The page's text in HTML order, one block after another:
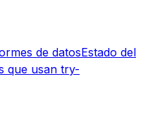
de datosEstado del
que usan try-